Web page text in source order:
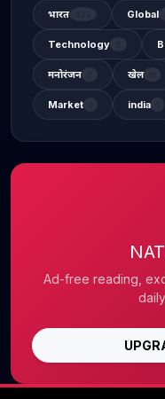
भारत Global
Technology
मनोरंजन खेल
Market india
Ad-free reading,